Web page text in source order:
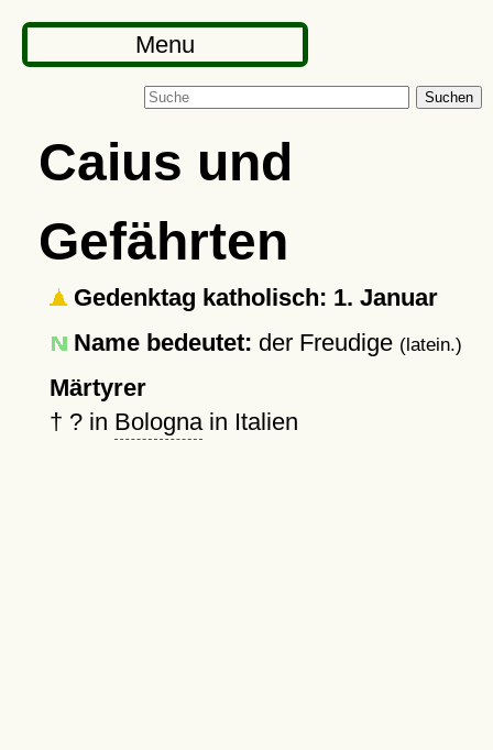
Menu
Suchen
Caius und
Gefährten
Gedenktag katholisch: 1. Januar
Name bedeutet: der Freudige (latein.)
Märtyrer
† ?in Bolognain Italien